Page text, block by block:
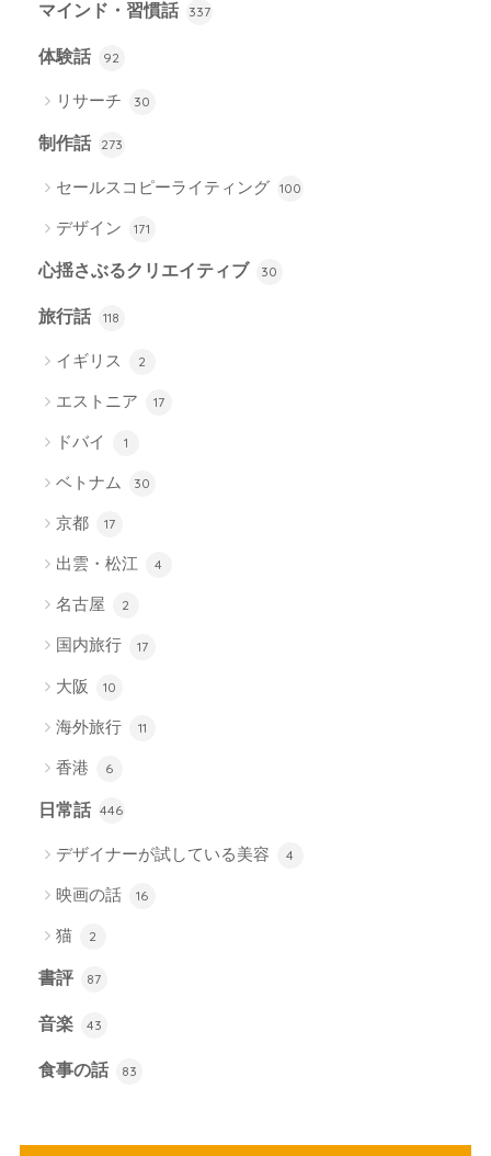
マインド・習慣話 337
体験話 92
リサーチ 30
制作話 273
セールスコピーライティング 100
デザイン 171
心揺さぶるクリエイティブ 30
旅行話 118
イギリス 2
エストニア 17
ドバイ 1
ベトナム 30
京都 17
出雲・松江 4
名古屋 2
国内旅行 17
大阪 10
海外旅行 11
香港 6
日常話 446
デザイナーが試している美容 4
映画の話 16
猫 2
書評 87
音楽 43
食事の話 83